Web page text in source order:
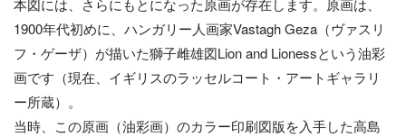
本図には、さらにもとになった原画が存在します。原画は、
1900年代初めに、ハンガリー人画家Vastagh Geza（ヴァスリ
フ・ゲーザ）が描いた獅子雌雄図Lion and Lionessという油彩
画です（現在、イギリスのラッセルコート・アートギャラリ
ー所蔵）。
当時、この原画（油彩画）のカラー印刷図版を入手した高島